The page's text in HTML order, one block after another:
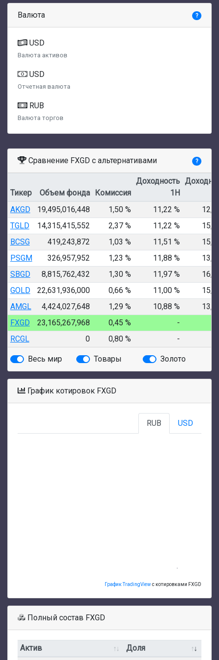
Валюта ?
USD
Валюта активов
USD
Отчетная валюта
RUB
Валюта торгов
Сравнение FXGD с альтернативами ?
Тикер Объем фонда Комиссия
Доходность
1Н
AKGD
19,495,016,448 1,50 % 11,22 %
TGLD
14,315,415,552 2,37 % 11,22 %
BCSG
419,243,872 1,03 % 11,51 %
PSGM
326,957,952 1,23 % 11,88 %
SBGD
8,815,762,432 1,30 % 11,97 %
GOLD
22,631,936,000 0,66 % 11,00 %
AMGL
4,424,027,648 1,29 % 10,88 %
FXGD
23,165,267,968 0,45 %
-
RCGL
0 0,80 % -
Весь мир Товары Золото
График котировок FXGD
RUB USD
График TradingViewс котировками FXGD
Полный состав FXGD
Актив
Доля